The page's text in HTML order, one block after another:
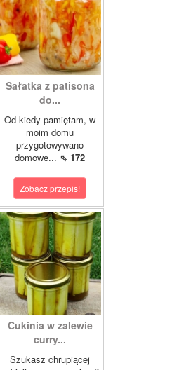
Sałatka z patisona
do...
Od kiedy pamiętam, w
moim domu
przygotowywano
domowe... ⇖ 172
Zobacz przepis!
Cukinia w zalewie
curry...
Szukasz chrupiącej